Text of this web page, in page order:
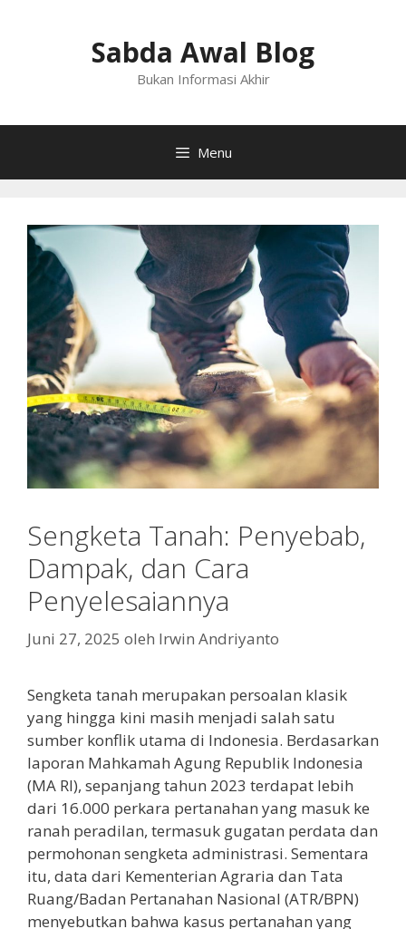
Sabda Awal Blog
Bukan Informasi Akhir
Menu
Sengketa Tanah: Penyebab,
Dampak, dan Cara
Penyelesaiannya
Juni 27, 2025 oleh Irwin Andriyanto
Sengketa tanah merupakan persoalan klasik
yang hingga kini masih menjadi salah satu
sumber konflik utama di Indonesia. Berdasarkan
laporan Mahkamah Agung Republik Indonesia
(MA RI), sepanjang tahun 2023 terdapat lebih
dari 16.000 perkara pertanahan yang masuk ke
ranah peradilan, termasuk gugatan perdata dan
permohonan sengketa administrasi. Sementara
itu, data dari Kementerian Agraria dan Tata
Ruang/Badan Pertanahan Nasional (ATR/BPN)
menyebutkan bahwa kasus pertanahan yang